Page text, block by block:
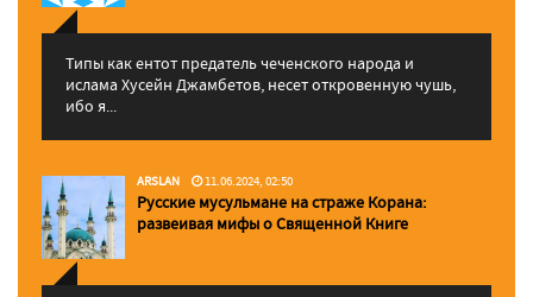
Типы как ентот предатель чеченского народа и
ислама Хусейн Джамбетов, несет откровенную чушь,
ибо я...
ARSLAN 11.06.2024, 02:50
Русские мусульмане на страже Корана:
pазвеивая мифы о Священной Книге